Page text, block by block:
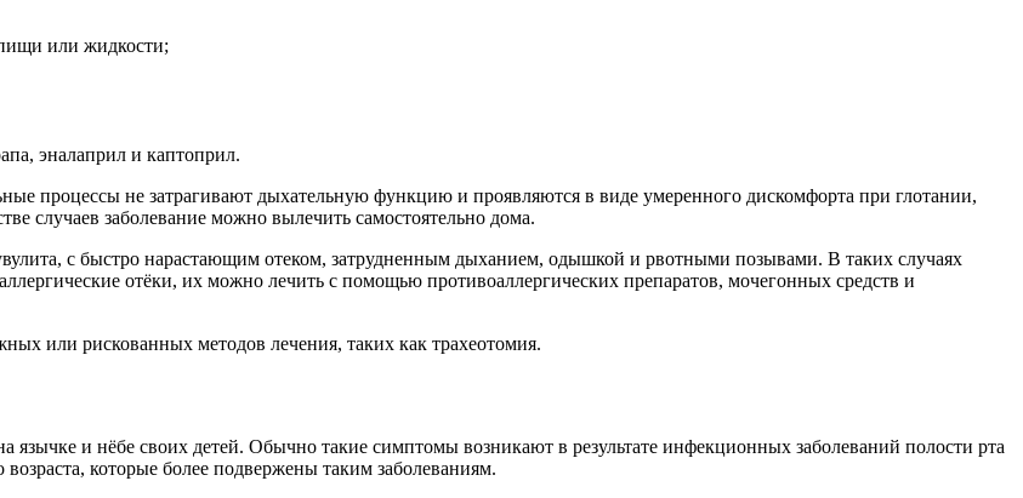
или жидкости;
эналаприл и каптоприл.
процессы не затрагивают дыхательную функцию и проявляются в виде умеренного дискомфорта при глотании,
случаев заболевание можно вылечить самостоятельно дома.
с быстро нарастающим отеком, затрудненным дыханием, одышкой и рвотными позывами. В таких случаях
отёки, их можно лечить с помощью противоаллергических препаратов, мочегонных средств и
или рискованных методов лечения, таких как трахеотомия.
язычке и нёбе своих детей. Обычно такие симптомы возникают в результате инфекционных заболеваний полости рта
которые более подвержены таким заболеваниям.